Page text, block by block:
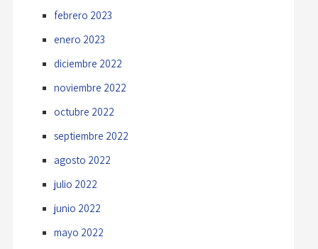
febrero 2023
enero 2023
diciembre 2022
noviembre 2022
octubre 2022
septiembre 2022
agosto 2022
julio 2022
junio 2022
mayo 2022